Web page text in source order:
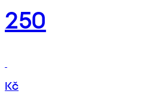
250
Kč